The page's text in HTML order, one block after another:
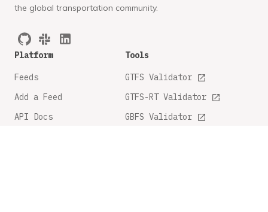
the global transportation community.
Platform
Feeds
Add a Feed
API Docs
Tools
GTFS Validator
GTFS-RT Validator
GBFS Validator